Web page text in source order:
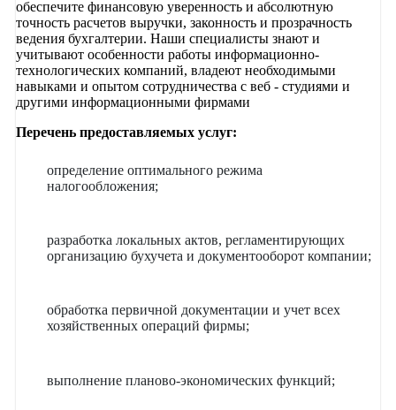
обеспечите финансовую уверенность и абсолютную
точность расчетов выручки, законность и прозрачность
ведения бухгалтерии. Наши специалисты знают и
учитывают особенности работы информационно-
технологических компаний, владеют необходимыми
навыками и опытом сотрудничества с веб - студиями и
другими информационными фирмами
Перечень предоставляемых услуг:
определение оптимального режима
налогообложения;
разработка локальных актов, регламентирующих
организацию бухучета и документооборот компании;
обработка первичной документации и учет всех
хозяйственных операций фирмы;
выполнение планово-экономических функций;